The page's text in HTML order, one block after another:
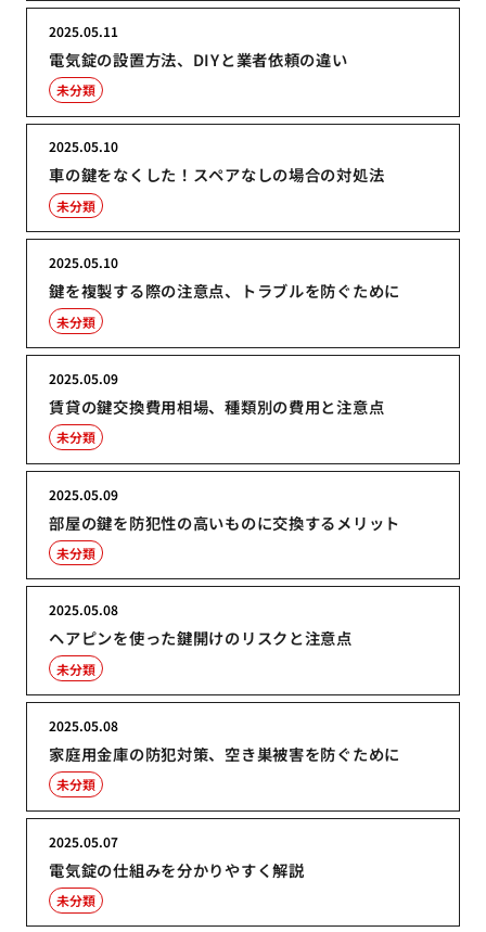
電気錠の設置方法、DIYと業者依頼の違い
2025.05.11
未分類
車の鍵をなくした！スペアなしの場合の対処法
2025.05.10
未分類
鍵を複製する際の注意点、トラブルを防ぐために
2025.05.10
未分類
賃貸の鍵交換費用相場、種類別の費用と注意点
2025.05.09
未分類
部屋の鍵を防犯性の高いものに交換するメリット
2025.05.09
未分類
ヘアピンを使った鍵開けのリスクと注意点
2025.05.08
未分類
家庭用金庫の防犯対策、空き巣被害を防ぐために
2025.05.08
未分類
電気錠の仕組みを分かりやすく解説
2025.05.07
未分類